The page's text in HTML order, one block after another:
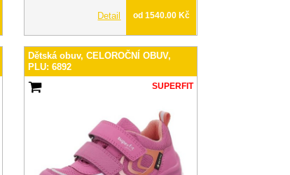
Detail od 1540.00 Kč
Dětská obuv, CELOROČNÍ OBUV,
PLU: 6892
SUPERFIT